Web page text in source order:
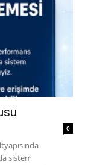
0
sistem